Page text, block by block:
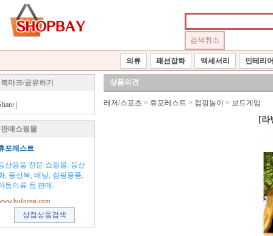
의류 패션잡화 액세서리 인테리
북마크/공유하기
판매쇼핑몰
포레스트
산용품 전문 쇼핑몰, 등산
, 등산복, 배낭, 캠핑용품,
동의류 등 판매.
상품의견
레저/스포츠 > 휴포레스트 > 캠핑놀이 > 보드게임
[라